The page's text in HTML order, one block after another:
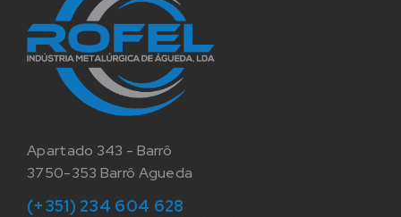
Apartado 343 - Barrô
3750-353 Barrô Agueda
(+351) 234 604 628